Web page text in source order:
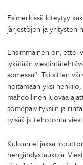
Esimerkissä kiteytyy
järjestöjen ja yritysten
Ensimmäinen on, ettei
lykätään
somessa”. Tai sitten
hoitamaan yksi
mahdollinen luovaa
somepäivityksiin ja
tylsää ja tehotonta
Kukaan ei jaksa
hengähdystaukoja.